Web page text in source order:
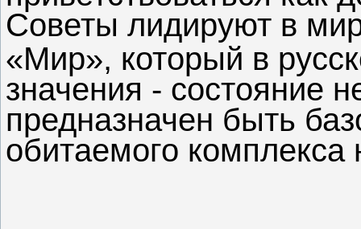
Советы лидируют в
«Мир», который в
значения - состояние
предназначен быть
обитаемого